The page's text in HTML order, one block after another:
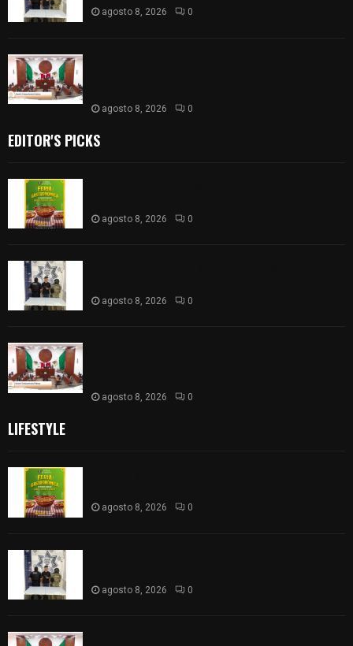
agosto 8, 2026 0
agosto 8, 2026 0
EDITOR'S PICKS
agosto 8, 2026 0
agosto 8, 2026 0
agosto 8, 2026 0
LIFESTYLE
agosto 8, 2026 0
agosto 8, 2026 0